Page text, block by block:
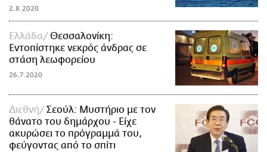
2.8.2020
Ελλάδα
Θεσσαλονίκη:
Εντοπίστηκε νεκρός άνδρας σε
στάση λεωφορείου
26.7.2020
Διεθνή
Σεούλ: Μυστήριο με τον
θάνατο του δημάρχου - Είχε
ακυρώσει το πρόγραμμά του,
φεύγοντας από το σπίτι